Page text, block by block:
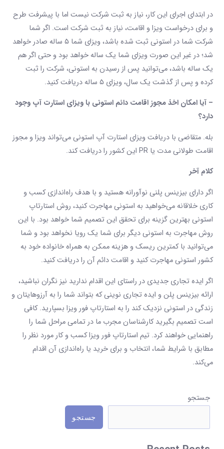
جستجو
جستجو
D
s
در ابتدای اجرای این کار، نیاز به ثبت شرکت نیست اما با پیشرفت طرح
و برای درخواست ویزا و اقامت، نیاز به ثبت شرکت است. اگر شما
شرکت شما در استونی ثبت شده باشد، ویزای شما ۵ ساله صادر خواهد
شد؛ در غیر این صورت ویزای شما یک ساله خواهد بود و حتی اگر هم
یک ساله باشد، می‌توانید پس از رسیدن به استونی، شرکت را ثبت
کرده و پس از گذشت یک سال، ویزای ۵ ساله دریافت کنید.
– آیا امکان اخذ مجوز اقامت دائم استونی با ویزای استارت آپ وجود
دارد؟
بله. متقاضی با دریافت ویزای استارت آپ استونی می‌تواند ویزا و مجوز
اقامت طولانی مدت یا PR این کشور را دریافت کند.
کلام آخر
اگر دارای بیزینس پلنی نوآورانه هستید و با هدف راه‌اندازی کسب و
کاری خلاقانه می‌خواهید به استونی مهاجرت کنید، روش استارتاپ
استونی بهترین گزینه برای تحقق این تصمیم شما خواهد بود. با این
روش مهاجرت به استونی دیگر برای شما یک رویا نخواهد بود و شما
می‌توانید با کمترین ریسک و هزینه ممکن به همراه خانواده خود به
کشور استونی مهاجرت کنید و اقامت دائم آن را دریافت کنید.
اگر ایده تجاری جدیدی در راستای این اقدام ندارید نیز نگران نباشید،
ارائه بیزینس پلن و ایده تجاری نوینی که بتواند شما را به آرزوهایتان و
زندگی در استونی نزدیک کند را به استارتاپ فور ویزا بسپارید. کافی
است تصمیم بگیرید کارشناسان مجرب ما در تمامی مراحل شما را
راهنمایی خواهند کرد. تیم استارتاپ فور ویزا کسب و کار مورد نظر را
مطابق با شرایط شما، انتخاب و برای خرید یا راه‌اندازی آن اقدام
می‌کند.